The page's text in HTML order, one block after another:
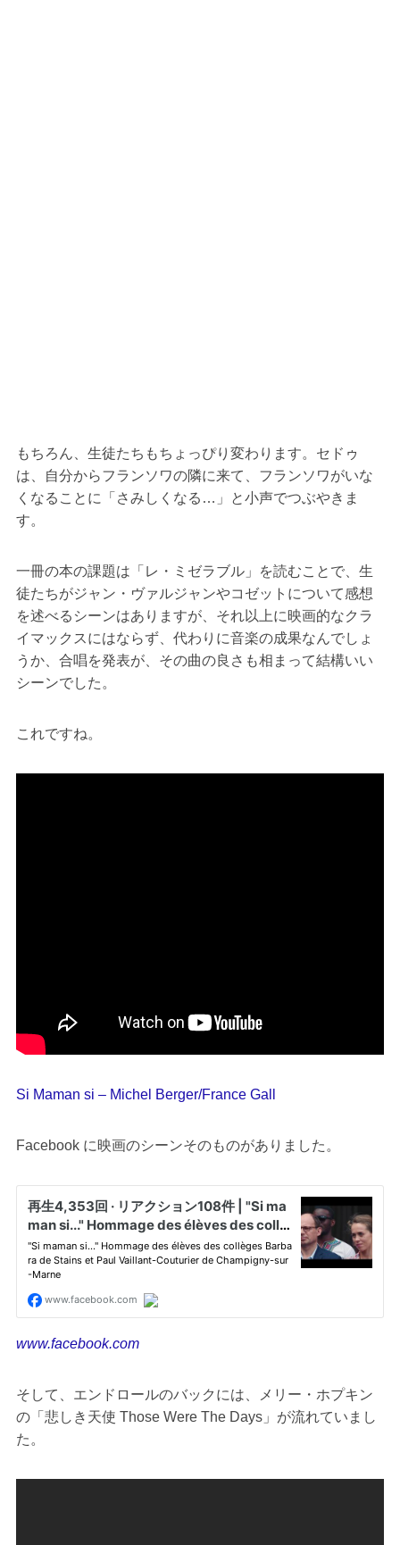
もちろん、生徒たちもちょっぴり変わります。セドゥ
は、自分からフランソワの隣に来て、フランソワがいな
くなることに「さみしくなる…」と小声でつぶやきま
す。
一冊の本の課題は「レ・ミゼラブル」を読むことで、生
徒たちがジャン・ヴァルジャンやコゼットについて感想
を述べるシーンはありますが、それ以上に映画的なクラ
イマックスにはならず、代わりに音楽の成果なんでしょ
うか、合唱を発表が、その曲の良さも相まって結構いい
シーンでした。
これですね。
Si Maman si – Michel Berger/France Gall
Facebook に映画のシーンそのものがありました。
www.facebook.com
そして、エンドロールのバックには、メリー・ホプキン
の「悲しき天使 Those Were The Days」が流れていまし
た。